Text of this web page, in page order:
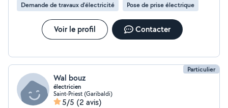
Demande de travaux d’électricité Pose de prise électrique
Voir le profil Contacter
Particulier
Wal bouz
électricien
Saint-Priest (Garibaldi)
5/5 (2 avis)